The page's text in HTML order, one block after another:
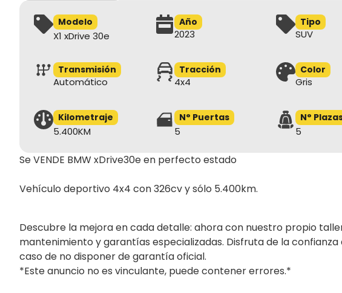
Modelo
X1 xDrive 30e
Año
2023
Tipo
SUV
Transmisión
Automático
Tracción
4x4
Color
Gris
Kilometraje
5.400KM
N° Puertas
5
N°
5
Se VENDE BMW xDrive30e en perfecto estado
Vehículo deportivo 4x4 con 326cv y sólo 5.400km.
Descubre la mejora en cada detalle: ahora con nuestro propio
mantenimiento y garantías especializadas. Disfruta de la confianza
caso de no disponer de garantía oficial.
*Este anuncio no es vinculante, puede contener errores.*